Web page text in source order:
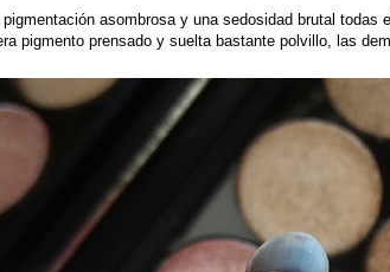
asombrosa y una sedosidad brutal todas
pigmento prensado y suelta bastante polvillo, las